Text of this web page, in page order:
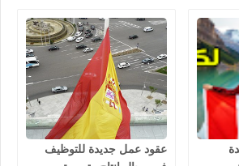
عقود عمل جديدة للتوظيف